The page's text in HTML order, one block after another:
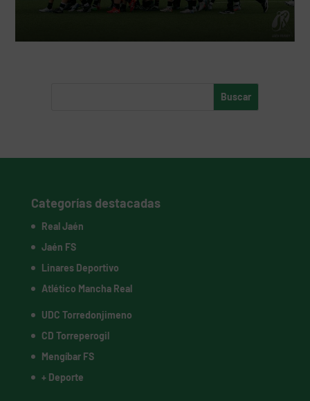
Categorías destacadas
Real Jaén
Jaén FS
Linares Deportivo
Atlético Mancha Real
UDC Torredonjimeno
CD Torreperogil
Mengíbar FS
+ Deporte